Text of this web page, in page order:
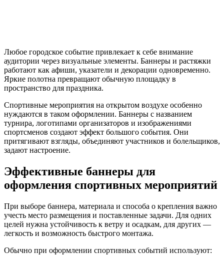
Любое городское событие привлекает к себе внимание
аудитории через визуальные элементы. Баннеры и растяжки
работают как афиши, указатели и декорации одновременно.
Яркие полотна превращают обычную площадку в
пространство для праздника.
Спортивные мероприятия на открытом воздухе особенно
нуждаются в таком оформлении. Баннеры с названием
турнира, логотипами организаторов и изображениями
спортсменов создают эффект большого события. Они
притягивают взгляды, объединяют участников и болельщиков,
задают настроение.
Эффективные баннеры для
оформления спортивных мероприятий
При выборе баннера, материала и способа о крепления важно
учесть место размещения и поставленные задачи. Для одних
целей нужна устойчивость к ветру и осадкам, для других —
легкость и возможность быстрого монтажа.
Обычно при оформлении спортивных событий используют: